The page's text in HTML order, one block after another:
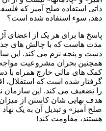
ذاتی استفاده صلح آمیز که
دهد، سوء استفاده شده است؟
پاسخ ها برای هر یک از
مدت هاست که با چالش های
دست و پنجه نرم می کند. این
همچنین بحران مشروعیت
کمک های مالی خارج همراه با
گرفتار شده است که استقلال،
را تضعیف می کند. این سازمان
هدف نهایی شان کاستن از
صلح آمیز» و تبدیل آن به یک
هستند، مقاومت کند!